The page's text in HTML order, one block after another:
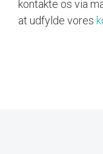
kontakte os via
at udfylde vores